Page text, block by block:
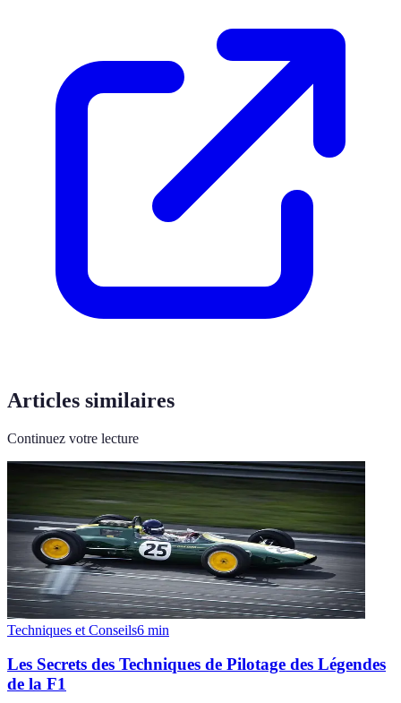
Articles similaires
Continuez votre lecture
Techniques et Conseils6 min
Les Secrets des Techniques de Pilotage des Légendes
de la F1